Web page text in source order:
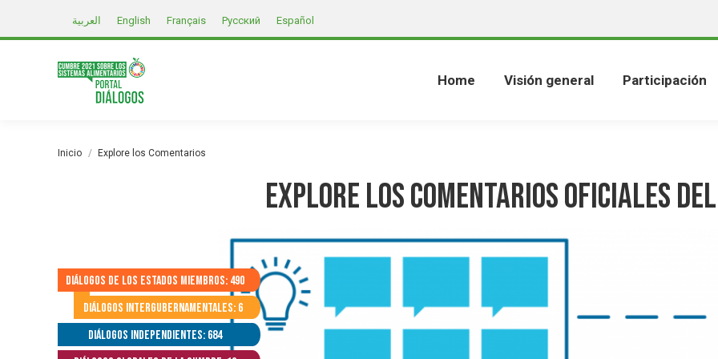
العربية English Français Русский Español
Home Visión general Participación
Estás aquí:
Inicio Explore los Comentarios
Explore los Comentarios Oficiales
Diálogos de los Estados Miembros: 490
Diálogos Intergubernamentales: 6
Diálogos independientes: 684